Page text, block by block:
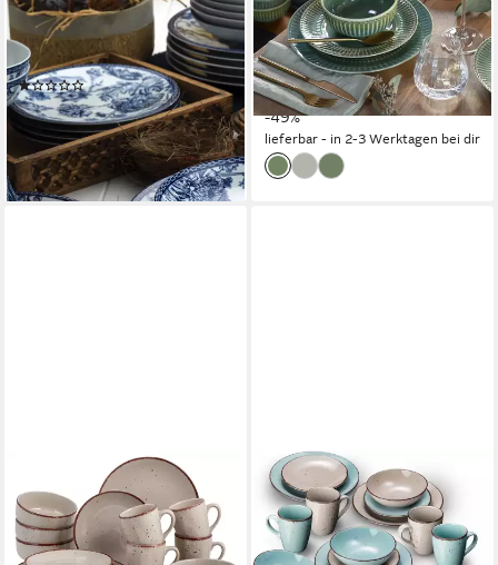
Porselen (24-tlg), 6 Personen,
100% Porzellan,
Mikrowellengeeignet
(1)
155,00 € 233,00 €
-33%
lieferbar - in 7-9 Werktagen bei dir
12-tlg. (12-tlg), 4 Personen,
Steinzeug, Elegantes
Stabrelief, Farbverlauf
ab 77,03 € UVP149,99 €
-49%
lieferbar - in 2-3 Werktagen bei dir